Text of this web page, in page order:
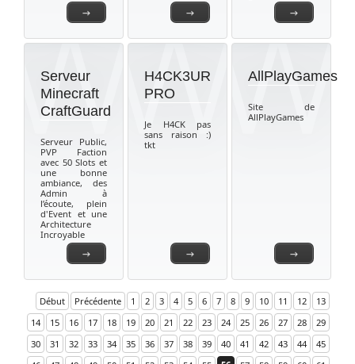
→ → →
→
Serveur
Minecraft
CraftGuard
Serveur Public,
PVP Faction
avec 50 Slots et
une bonne
ambiance, des
Admin à
l’écoute, plein
d'Event et une
Architecture
Incroyable
→
H4CK3UR
PRO
Je H4CK pas
sans raison :)
tkt
→
AllPlayGames
Site de
AllPlayGames
Début Précédente 1 2 3 4 5 6 7 8 9 10 11 12
13
14
15 16 17 18 19 20 21 22 23 24 25 26 27 28
29
30
31 32 33 34 35 36 37 38 39 40 41 42 43 44
45